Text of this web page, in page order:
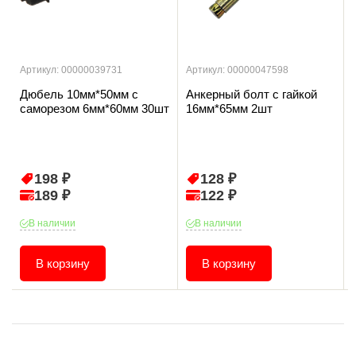
Артикул: 00000039731
Дюбель 10мм*50мм с
саморезом 6мм*60мм 30шт
198 ₽
189 ₽
В наличии
В корзину
Артикул: 00000047598
Анкерный болт с гайкой
16мм*65мм 2шт
128 ₽
122 ₽
В наличии
В корзину